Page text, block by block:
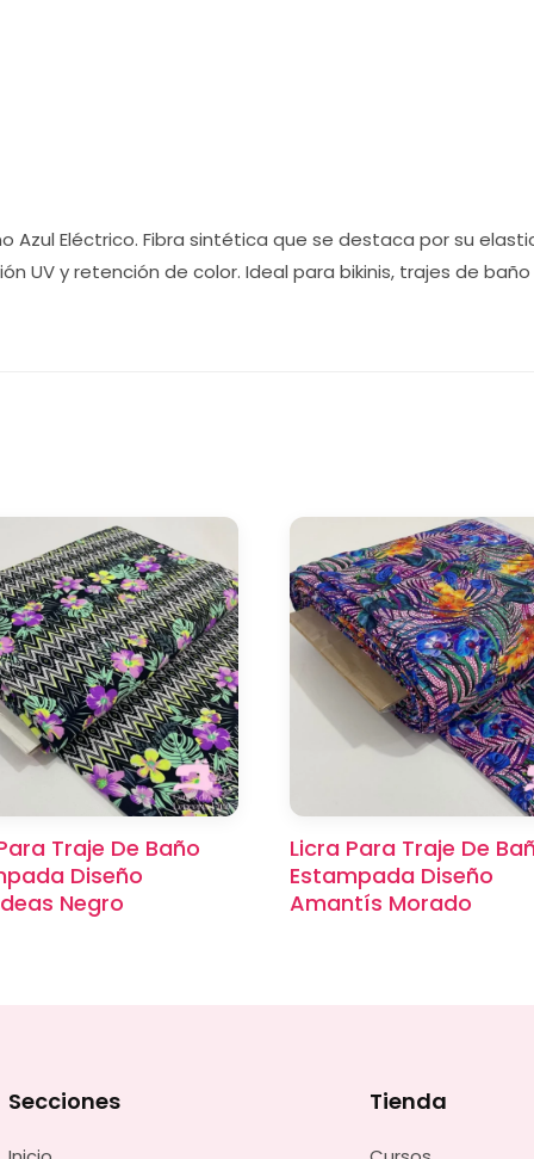
Eléctrico. Fibra sintética que se destaca por su
UV y retención de color. Ideal para bikinis, trajes de
Traje De Baño
Diseño
Negro
Licra Para Traje De
Estampada Diseño
Amantís Morado
Secciones Tienda